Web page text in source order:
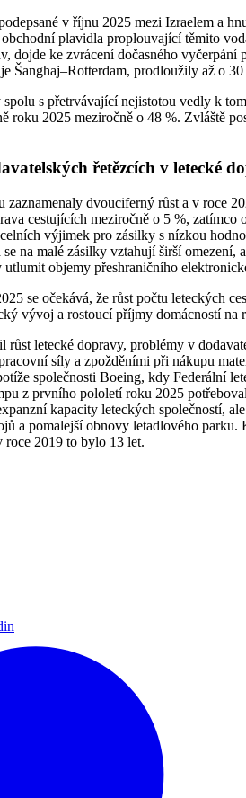
v říjnu 2025 mezi Izraelem a
plavidla proplouvající těmito
dojde ke zvrácení dočasného
Šanghaj–Rotterdam, prodloužily až o
s přetrvávající nejistotou vedly k
roku 2025 meziročně o 48 %. Zvláště
řetězcích v letecké
zaznamenaly dvouciferný růst a v roce
cestujících meziročně o 5 %,
výjimek pro zásilky s nízkou
na malé zásilky vztahují širší
objemy přeshraničního
se očekává, že růst počtu leteckých
vývoj a rostoucí příjmy domácností
růst letecké dopravy, problémy v
síly a zpožděními při nákupu
společnosti Boeing, kdy Federální
z prvního pololetí roku 2025
kapacity leteckých společností,
a pomalejší obnovy letadlového
roce 2019 to bylo 13 let.